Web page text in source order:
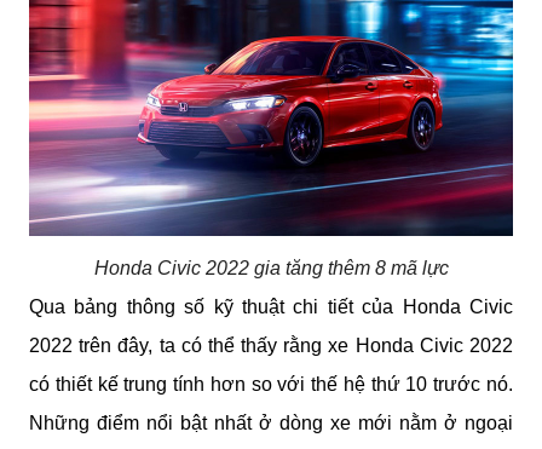
Honda Civic 2022 gia tăng thêm 8 mã lực
Qua bảng thông số kỹ thuật chi tiết của Honda Civic
2022 trên đây, ta có thể thấy rằng xe Honda Civic 2022
có thiết kế trung tính hơn so với thế hệ thứ 10 trước nó.
Những điểm nổi bật nhất ở dòng xe mới nằm ở ngoại